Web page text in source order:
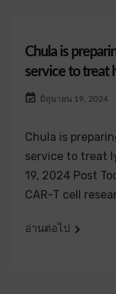
Chula is
service to treat
มิถุนายน 19, 2024
Chula is
service to treat
19, 2024 Post
CAR-T cell
อ่านต่อไป